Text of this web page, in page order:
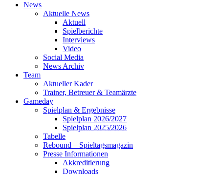
News
Aktuelle News
Aktuell
Spielberichte
Interviews
Video
Social Media
News Archiv
Team
Aktueller Kader
Trainer, Betreuer & Teamärzte
Gameday
Spielplan & Ergebnisse
Spielplan 2026/2027
Spielplan 2025/2026
Tabelle
Rebound – Spieltagsmagazin
Presse Informationen
Akkreditierung
Downloads